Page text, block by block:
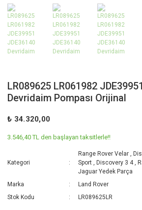
LR089625 LR061982
Devridaim Pompası Orijinal
₺ 34.320,00
3.546,40 TL den başlayan taksitlerle!!
Kategori
Range Rover Velar ,
Sport
,Discovery 3 4 ,
Jaguar Yedek Parça
Marka
Land Rover
Stok Kodu
LR089625LR